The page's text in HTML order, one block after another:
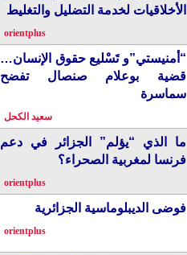
الأخلاقيات لخدمة التضليل والتغليط
orientplus
“أمنيستي”و تَسْليع حقوق الإنسان…
قضية بوعلام صنصال تفضح
سماسرة
سعيد الكحل
ما الذي “يؤلم” الجزائر في دعم
فرنسا لمغربية الصحراء؟
orientplus
فوضى الديبلوماسية الجزائرية
orientplus